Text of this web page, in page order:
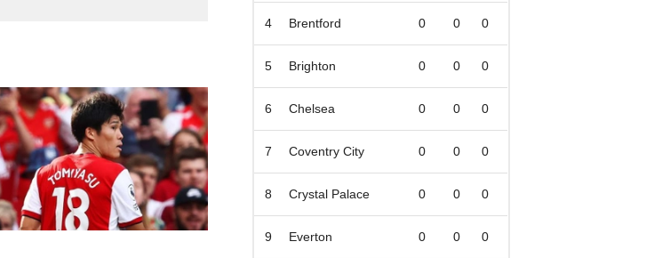
4 Brentford 0 0 0
5 Brighton 0 0 0
6 Chelsea 0 0 0
7 Coventry City 0 0 0
8 Crystal Palace 0 0 0
9 Everton 0 0 0